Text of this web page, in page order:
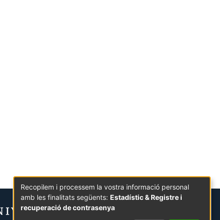
Recopilem i processem la vostra informació personal
amb les finalitats següents: Estadístic & Registre i
recuperació de contrasenya